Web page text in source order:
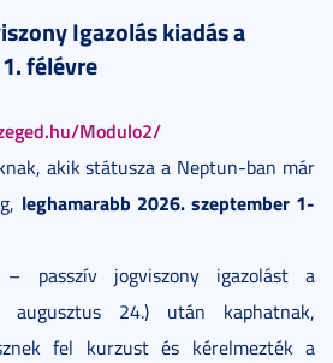
Igazoláskiadás a
félévre
Modulo2/
akik státusza a Neptun-ban már
leghamarabb 2026. szeptember 1-
passzív jogviszony igazolást a
augusztus 24.) után kaphatnak,
fel kurzust és kérelmezték a